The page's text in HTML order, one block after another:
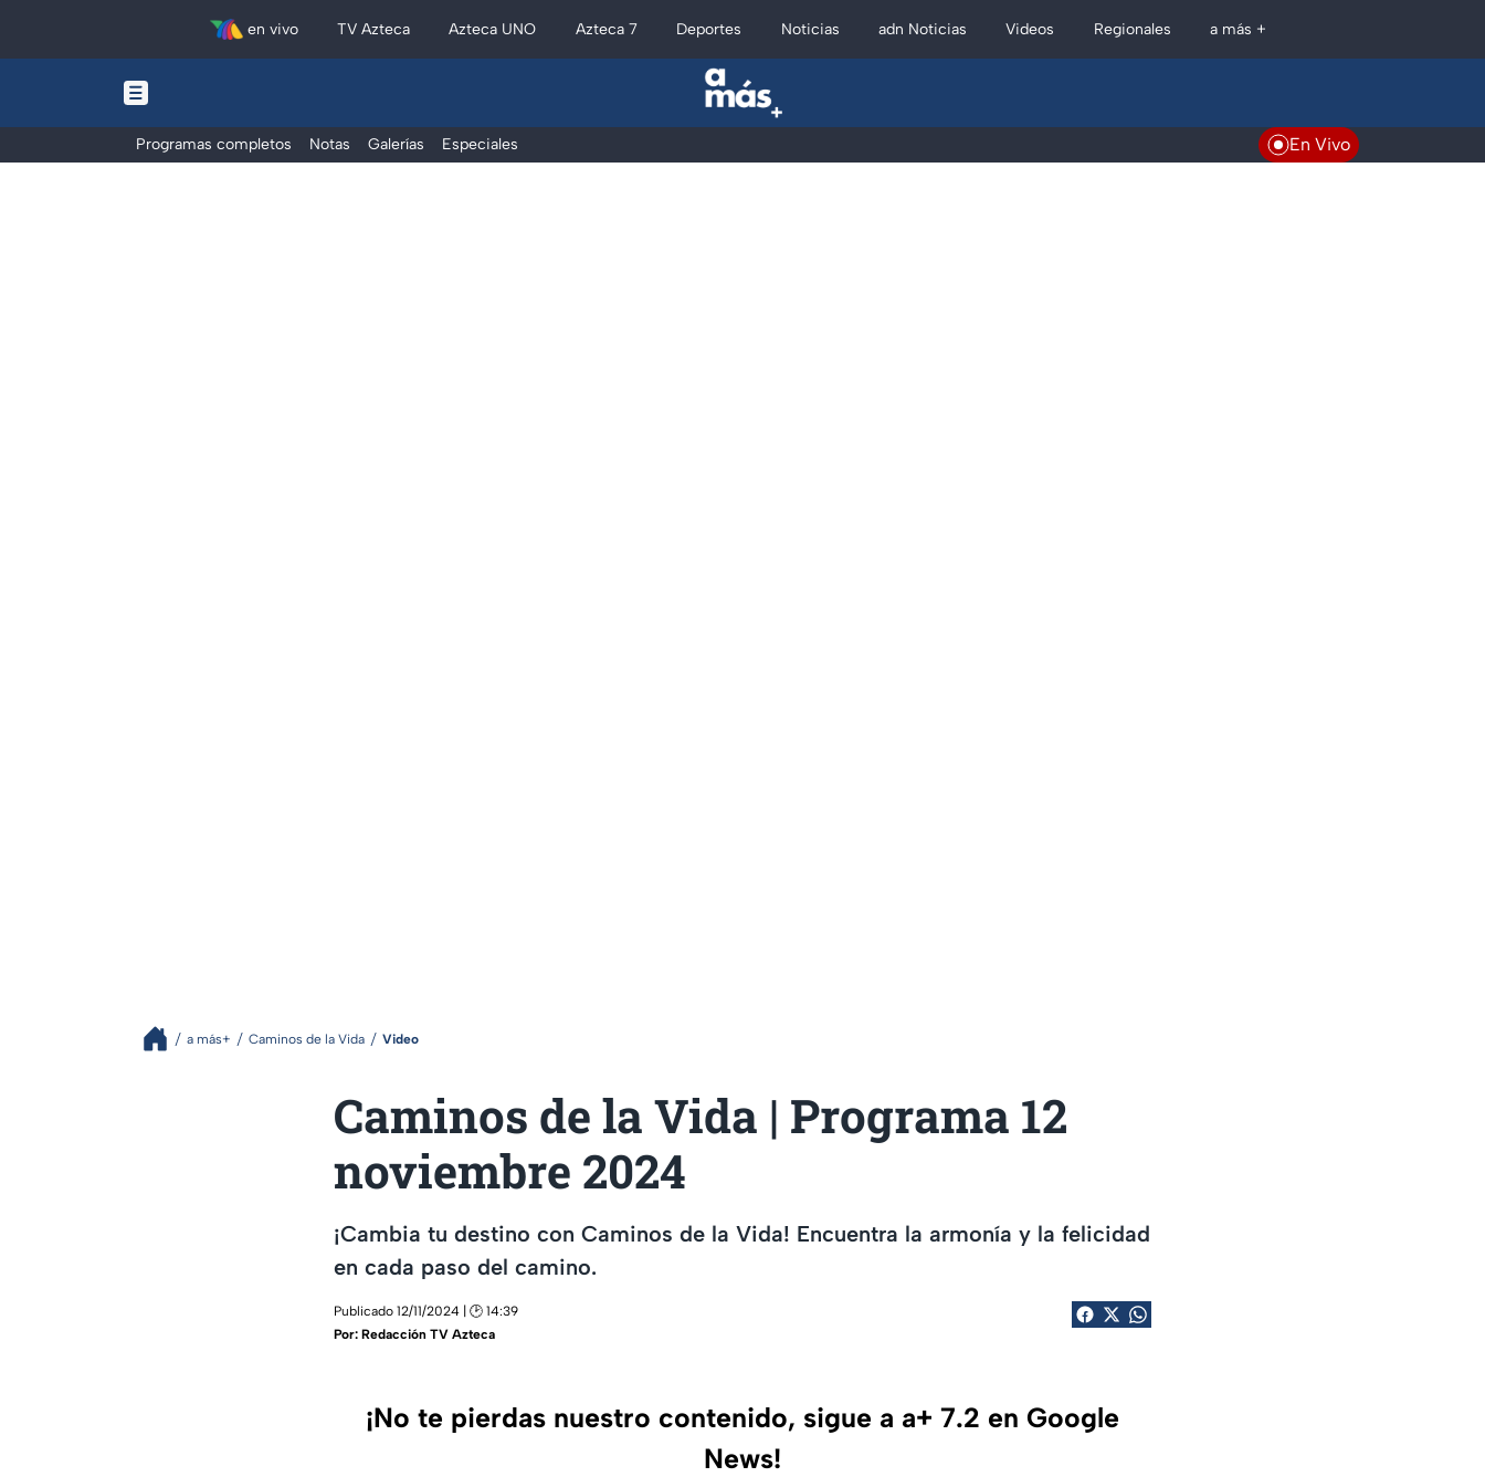
en vivo TV Azteca Azteca UNO Azteca 7 Deportes Noticias adn Noticias Videos Regionales a más +
Programas completos Notas Galerías Especiales En Vivo
a más+ Caminos de la Vida Video
Caminos de la Vida | Programa 12
noviembre 2024
¡Cambia tu destino con Caminos de la Vida! Encuentra la armonía y la felicidad
en cada paso del camino.
Publicado 12/11/2024 | 🕑 14:39
Por: Redacción TV Azteca
¡No te pierdas nuestro contenido, sigue a a+ 7.2 en Google
News!